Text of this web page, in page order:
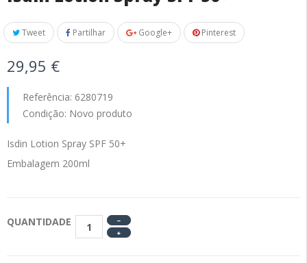
Tweet Partilhar Google+ Pinterest
29,95 €
Referência: 6280719
Condição: Novo produto
Isdin Lotion Spray SPF 50+
Embalagem 200ml
QUANTIDADE